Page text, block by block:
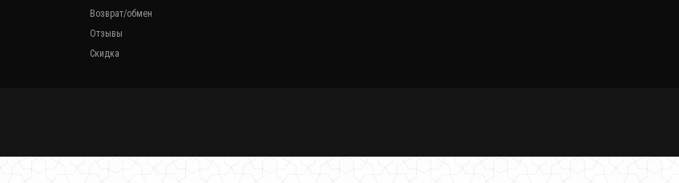
Возврат/обмен
Отзывы
Скидка